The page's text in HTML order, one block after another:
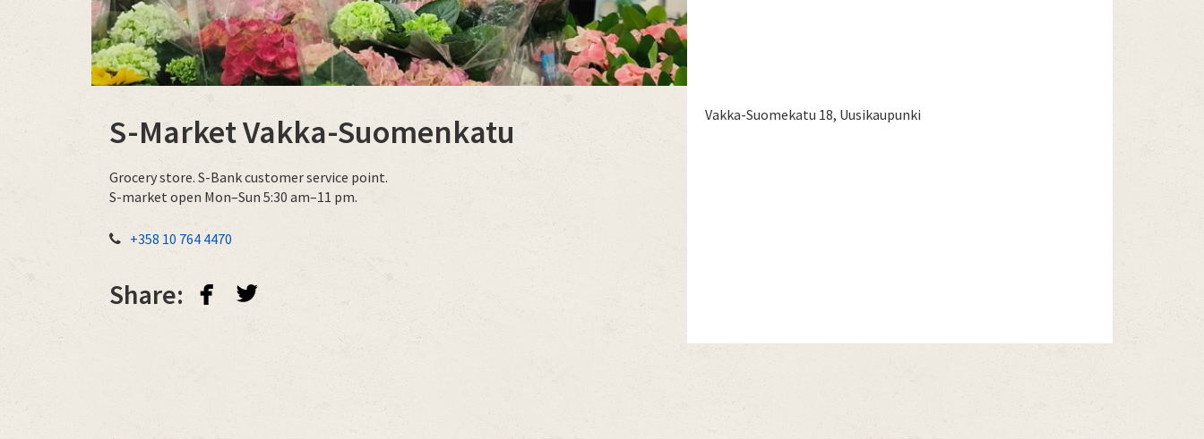
S-Market Vakka-Suomenkatu
Grocery store. S-Bank customer service point.
S-market open Mon–Sun 5:30 am–11 pm.
+358 10 764 4470
Share: facebook twitterbird
Vakka-Suomekatu 18, Uusikaupunki